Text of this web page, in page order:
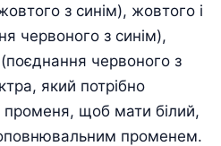
з синім), жовтого і
червоного з синім),
червоного з
який потрібно
променя, щоб мати білий,
променем.